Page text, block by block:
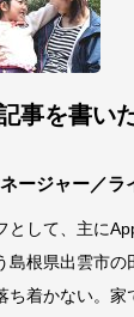
事を書い
ージャー／ラ
として、主に
島根県出雲市の
ち着かない。家